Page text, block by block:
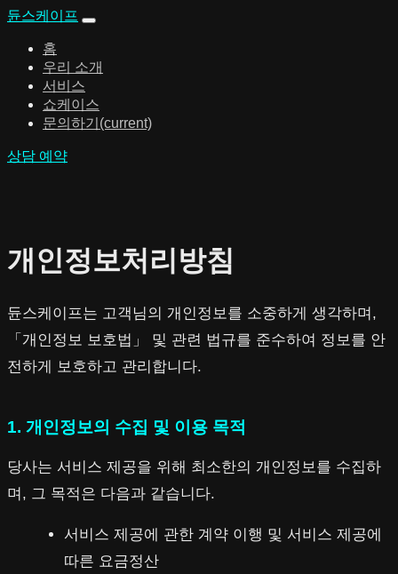
듄스케이프
홈
우리 소개
서비스
쇼케이스
문의하기 (current)
상담 예약
개인정보처리방침
듄스케이프는 고객님의 개인정보를 소중하게 생각하며,
「개인정보 보호법」 및 관련 법규를 준수하여 정보를 안
전하게 보호하고 관리합니다.
1. 개인정보의 수집 및 이용 목적
당사는 서비스 제공을 위해 최소한의 개인정보를 수집하
며, 그 목적은 다음과 같습니다.
서비스 제공에 관한 계약 이행 및 서비스 제공에
따른 요금정산